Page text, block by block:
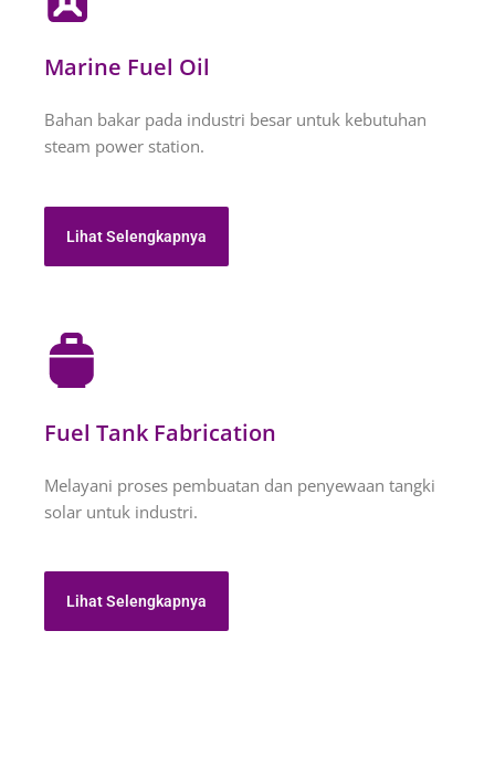
Marine Fuel Oil
Bahan bakar pada industri besar untuk kebutuhan
steam power station.
Lihat Selengkapnya
Fuel Tank Fabrication
Melayani proses pembuatan dan penyewaan tangki
solar untuk industri.
Lihat Selengkapnya